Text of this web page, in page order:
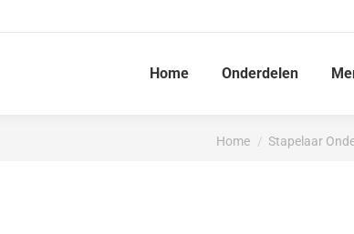
Home Onderdelen
Je bent hier:
Home Stapelaar